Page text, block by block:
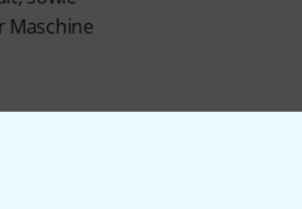
Maschine